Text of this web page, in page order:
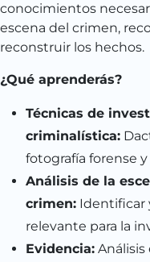
conocimientos
escena del crimen,
reconstruir los hechos.
¿Qué aprenderás?
Técnicas de
criminalística:
fotografía forense
Análisis de la
crimen: Identificar
relevante para la
Evidencia: